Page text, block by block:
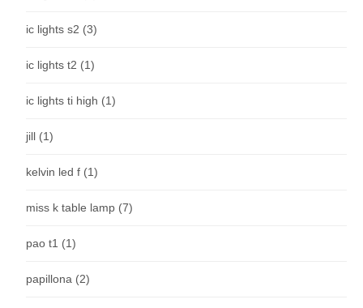
ic lights s2 (3)
ic lights t2 (1)
ic lights ti high (1)
jill (1)
kelvin led f (1)
miss k table lamp (7)
pao t1 (1)
papillona (2)